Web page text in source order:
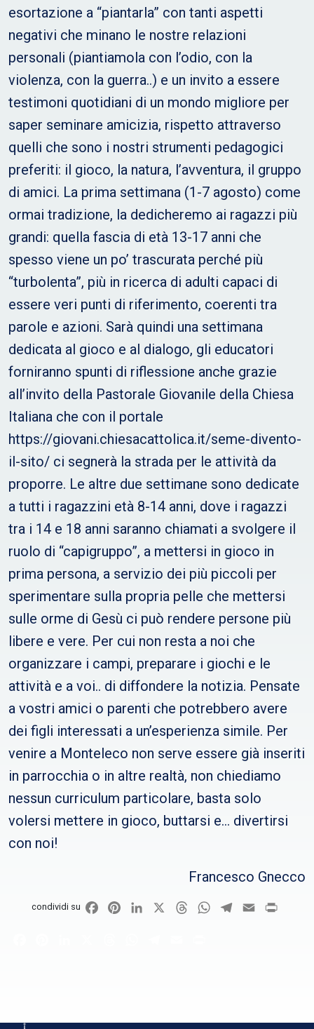
esortazione a “piantarla” con tanti aspetti
negativi che minano le nostre relazioni
personali (piantiamola con l’odio, con la
violenza, con la guerra..) e un invito a essere
testimoni quotidiani di un mondo migliore per
saper seminare amicizia, rispetto attraverso
quelli che sono i nostri strumenti pedagogici
preferiti: il gioco, la natura, l’avventura, il gruppo
di amici. La prima settimana (1-7 agosto) come
ormai tradizione, la dedicheremo ai ragazzi più
grandi: quella fascia di età 13-17 anni che
spesso viene un po’ trascurata perché più
“turbolenta”, più in ricerca di adulti capaci di
essere veri punti di riferimento, coerenti tra
parole e azioni. Sarà quindi una settimana
dedicata al gioco e al dialogo, gli educatori
forniranno spunti di riflessione anche grazie
all’invito della Pastorale Giovanile della Chiesa
Italiana che con il portale
https://giovani.chiesacattolica.it/seme-divento-
il-sito/ ci segnerà la strada per le attività da
proporre. Le altre due settimane sono dedicate
a tutti i ragazzini età 8-14 anni, dove i ragazzi
tra i 14 e 18 anni saranno chiamati a svolgere il
ruolo di “capigruppo”, a mettersi in gioco in
prima persona, a servizio dei più piccoli per
sperimentare sulla propria pelle che mettersi
sulle orme di Gesù ci può rendere persone più
libere e vere. Per cui non resta a noi che
organizzare i campi, preparare i giochi e le
attività e a voi.. di diffondere la notizia. Pensate
a vostri amici o parenti che potrebbero avere
dei figli interessati a un’esperienza simile. Per
venire a Monteleco non serve essere già inseriti
in parrocchia o in altre realtà, non chiediamo
nessun curriculum particolare, basta solo
volersi mettere in gioco, buttarsi e… divertirsi
con noi!
Francesco Gnecco
condividi su FacebookPinterestLinkedIn ThreadsWhatsApp
Telegram
Email